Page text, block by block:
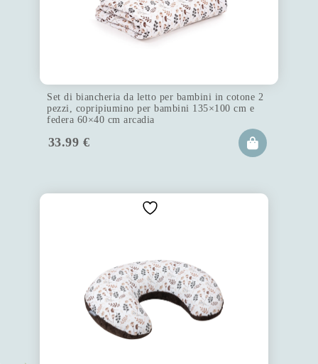
Set di biancheria da letto per bambini in cotone 2
pezzi, copripiumino per bambini 135×100 cm e
federa 60×40 cm arcadia
33.99 €